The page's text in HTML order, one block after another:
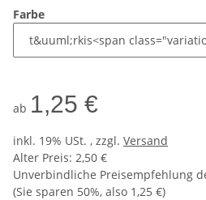
Farbe
ab 1,25 €
inkl. 19% USt. , zzgl. Versand
Alter Preis: 2,50 €
Unverbindliche Preisempfehlung
(Sie sparen 50%, also 1,25 €)